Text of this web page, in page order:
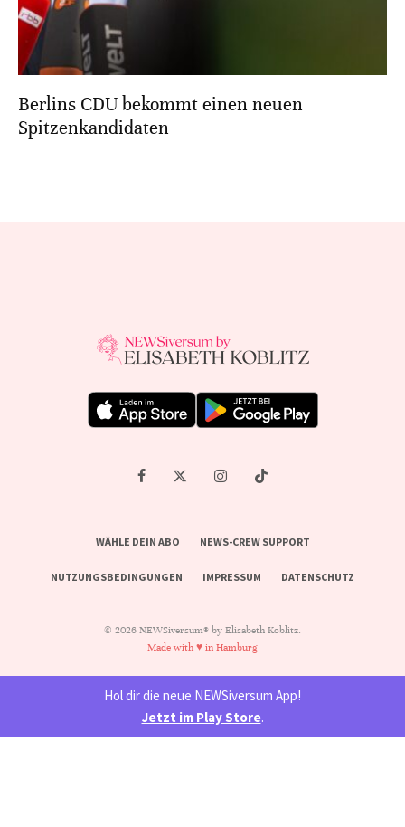
Berlins CDU bekommt einen neuen
Spitzenkandidaten
WÄHLE DEIN ABO NEWS-CREW SUPPORT
NUTZUNGSBEDINGUNGEN IMPRESSUM DATENSCHUTZ
© 2026 NEWSiversum® by Elisabeth Koblitz.
Made with ♥ in Hamburg
Hol dir die neue NEWSiversum App!
Jetzt im Play Store.